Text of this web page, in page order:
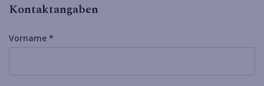
Kontaktangaben
Vorname *